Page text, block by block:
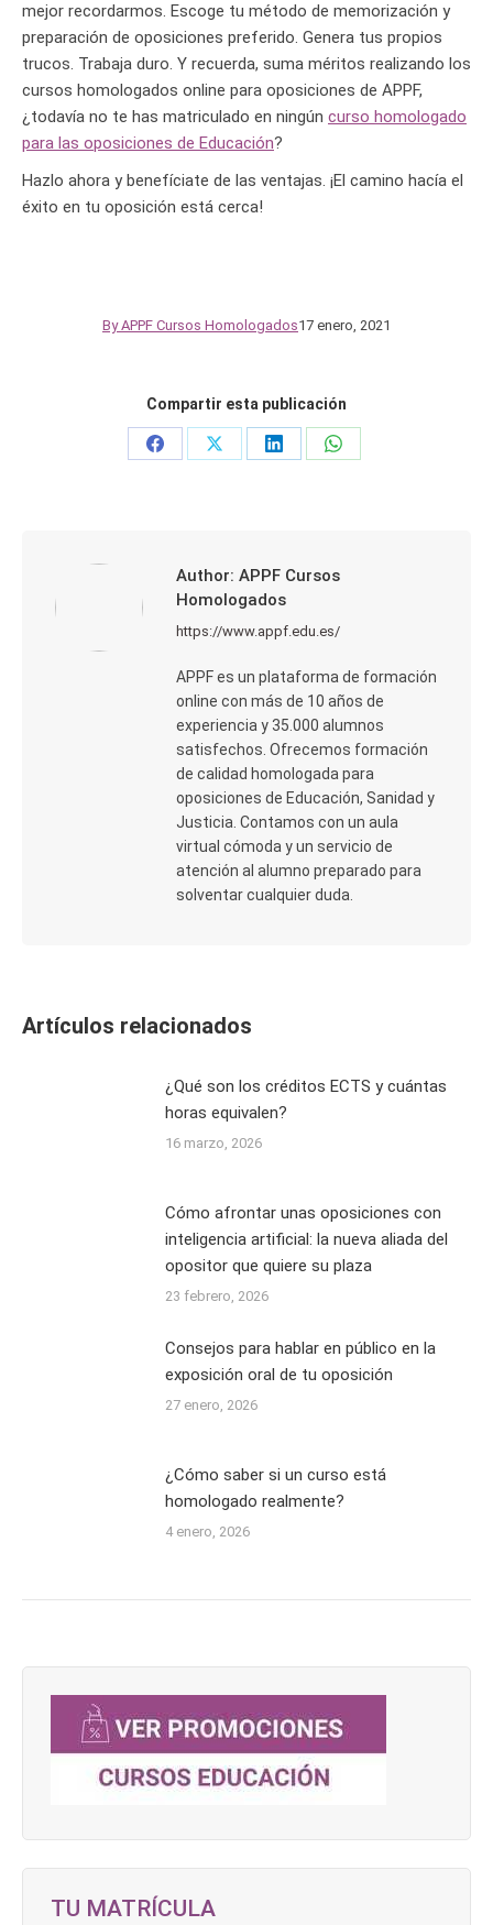
mejor recordarmos. Escoge tu método de memorización y
preparación de oposiciones preferido. Genera tus propios
trucos. Trabaja duro. Y recuerda, suma méritos realizando los
cursos homologados online para oposiciones de APPF,
¿todavía no te has matriculado en ningún curso homologado
para las oposiciones de Educación?
Hazlo ahora y benefíciate de las ventajas. ¡El camino hacía el
éxito en tu oposición está cerca!
ByAPPF Cursos Homologados17 enero, 2021
Compartir esta publicación
Share
Share
Share
Share
Author: APPF Cursos
Homologados
https://www.appf.edu.es/
APPF es un plataforma de formación
online con más de 10 años de
experiencia y 35.000 alumnos
satisfechos. Ofrecemos formación
de calidad homologada para
oposiciones de Educación, Sanidad y
Justicia. Contamos con un aula
virtual cómoda y un servicio de
atención al alumno preparado para
solventar cualquier duda.
Artículos relacionados
¿Qué son los créditos ECTS y cuántas
horas equivalen?
16 marzo, 2026
Cómo afrontar unas oposiciones con
inteligencia artificial: la nueva aliada del
opositor que quiere su plaza
23 febrero, 2026
Consejos para hablar en público en la
exposición oral de tu oposición
27 enero, 2026
¿Cómo saber si un curso está
homologado realmente?
4 enero, 2026
TU MATRÍCULA